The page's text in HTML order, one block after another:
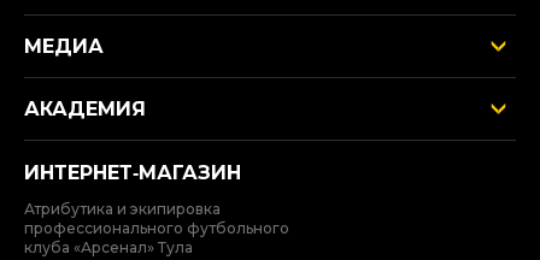
МЕДИА
АКАДЕМИЯ
ИНТЕРНЕТ‑МАГАЗИН
Атрибутика и экипировка
профессионального футбольного
клуба «Арсенал» Тула